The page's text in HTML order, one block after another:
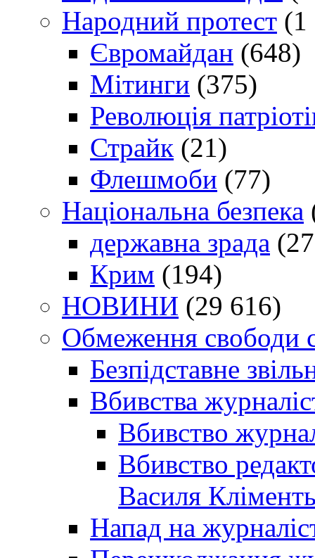
Народний протест (1
Євромайдан (648)
Мітинги (375)
Революція
Страйк (21)
Флешмоби (77)
Національна безпека
державна зрада
Крим (194)
НОВИНИ (29 616)
Обмеження свободи
Безпідставне
Вбивства
Вбивство
Вбивство
Василя
Напад на